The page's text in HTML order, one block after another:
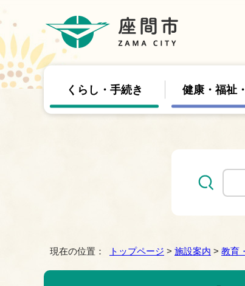
くらし・手続き 健康・福祉
現在の位置： トップページ > 施設案内 > 教育